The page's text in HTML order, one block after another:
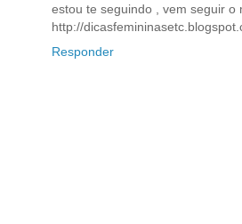
estou te seguindo , vem seguir o
http://
Responder